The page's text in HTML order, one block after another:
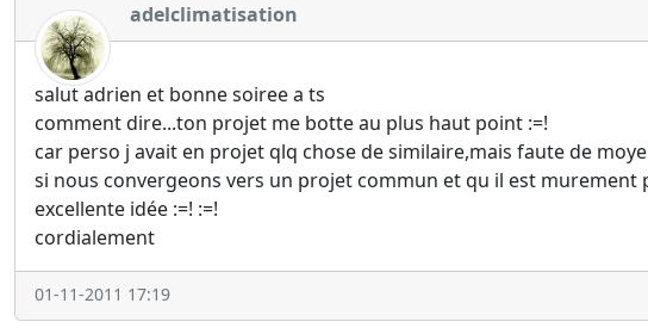
adelclimatisation
salut adrien et bonne soiree a ts
comment dire...ton projet me botte au plus haut point :=!
car perso j avait en projet qlq chose de similaire,mais faute de
si nous convergeons vers un projet commun et qu il est murement
excellente idée :=! :=!
cordialement
01-11-2011 17:19